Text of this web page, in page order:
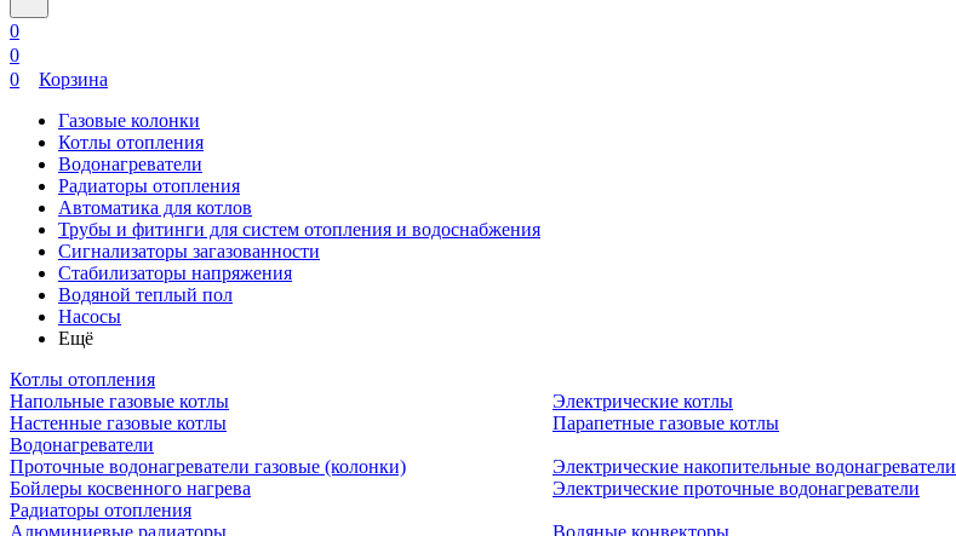
0
0
0
Корзина
Газовые колонки
Котлы отопления
Водонагреватели
Радиаторы отопления
Автоматика для котлов
Трубы и фитинги для систем отопления и водоснабжения
Сигнализаторы загазованности
Стабилизаторы напряжения
Водяной теплый пол
Насосы
Ещё
Котлы отопления
Напольные газовые котлы
Настенные газовые котлы
Электрические котлы
Парапетные газовые котлы
Водонагреватели
Проточные водонагреватели газовые (колонки)
Бойлеры косвенного нагрева
Электрические накопительные водонагреватели
Электрические проточные водонагреватели
Радиаторы отопления
Алюминиевые радиаторы
Водяные конвекторы